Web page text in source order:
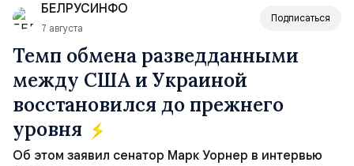
поглощений. Крупнейшей ...
БЕЛРУСИНФО
7 августа
Подписаться
Темп обмена разведданными
между США и Украиной
восстановился до прежнего
уровня
Об этом заявил сенатор Марк Уорнер в интервью